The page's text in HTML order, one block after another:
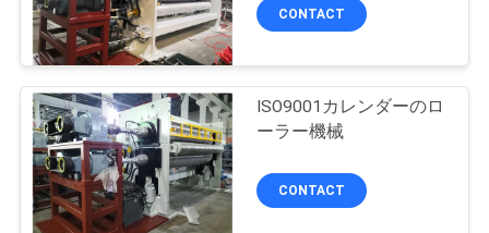
CONTACT
ISO9001カレンダーのロ
ーラー機械
CONTACT